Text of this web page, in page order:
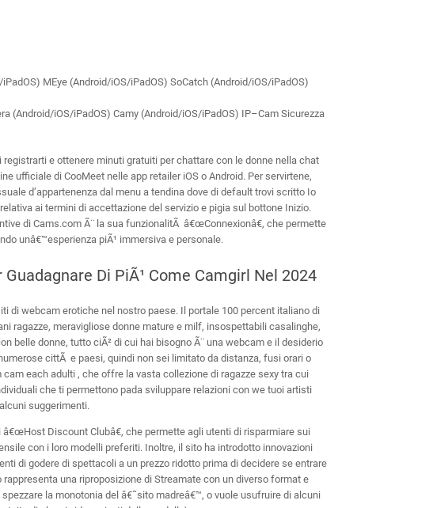
MEye (Android/iOS/iPadOS) SoCatch (Android/iOS/iPadOS)
(Android/iOS/iPadOS) Camy (Android/iOS/iPadOS) IP–Cam Sicurezza
e ottenere minuti gratuiti per chattare con le donne nella chat
ufficiale di CooMeet nelle app retailer iOS o Android. Per servirtene,
d’appartenenza dal menu a tendina dove di default trovi scritto Io
ai termini di accettazione del servizio e pigia sul bottone Inizio.
di Cams.com Ã¨ la sua funzionalitÃ â€œConnexionâ€, che permette
unâ€™esperienza piÃ¹ immersiva e personale.
Di PiÃ¹ Come Camgirl Nel 2024
di webcam erotiche nel nostro paese. Il portale 100 percent italiano di
ragazze, meravigliose donne mature e milf, insospettabili casalinghe,
belle donne, tutto ciÃ² di cui hai bisogno Ã¨ una webcam e il desiderio
cittÃ e paesi, quindi non sei limitato da distanza, fusi orari o
each adulti , che offre la vasta collezione di ragazze sexy tra cui
che ti permettono pada sviluppare relazioni con we tuoi artisti
suggerimenti.
Discount Clubâ€, che permette agli utenti di risparmiare sui
con i loro modelli preferiti. Inoltre, il sito ha introdotto innovazioni
di godere di spettacoli a un prezzo ridotto prima di decidere se entrare
rappresenta una riproposizione di Streamate con un diverso format e
la monotonia del â€˜sito madreâ€™, o vuole usufruire di alcuni